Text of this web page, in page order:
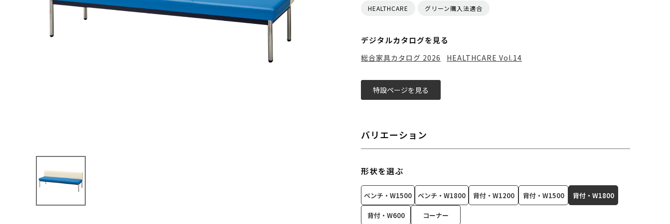
HEALTHCARE グリーン購入法適合
デジタルカタログを見る
総合家具カタログ 2026 HEALTHCARE Vol.14
特設ページを見る
バリエーション
形状を選ぶ
ベンチ・W1500 ベンチ・W1800 背付・W1200 背付・W1500 背付・W1800
背付・W600 コーナー